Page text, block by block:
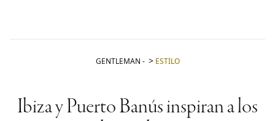
GENTLEMAN - ESTILO
Ibiza y Puerto Banús inspiran a los